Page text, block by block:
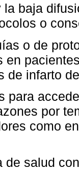
la baja
o
o de
en
de infarto
para
por
como
de salud